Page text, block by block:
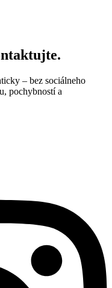
– bez sociálneho
pochybností a